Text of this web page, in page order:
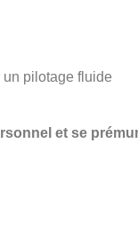
pilotage fluide
et se